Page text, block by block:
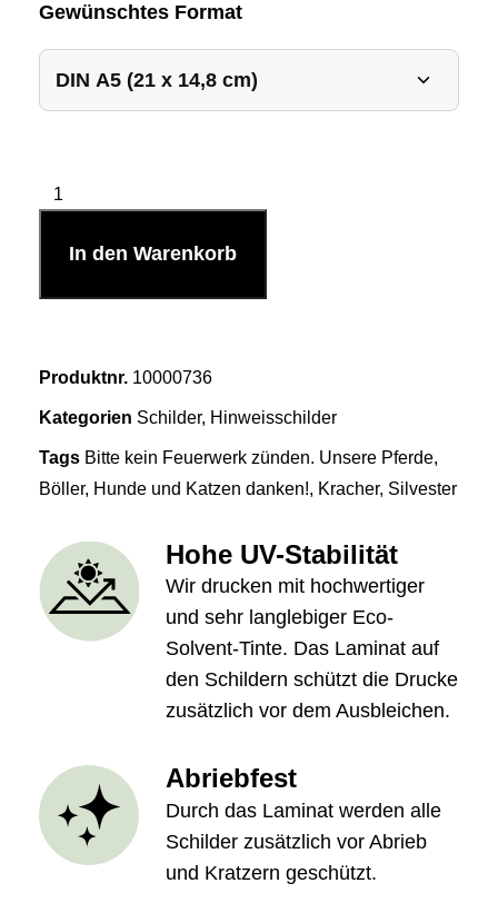
Gewünschtes Format
In den Warenkorb
Produktnr. 10000736
Kategorien Schilder, Hinweisschilder
Tags Bitte kein Feuerwerk zünden. Unsere Pferde,
Böller, Hunde und Katzen danken!, Kracher, Silvester
Hohe UV-Stabilität
Wir drucken mit hochwertiger
und sehr langlebiger Eco-
Solvent-Tinte. Das Laminat auf
den Schildern schützt die Drucke
zusätzlich vor dem Ausbleichen.
Abriebfest
Durch das Laminat werden alle
Schilder zusätzlich vor Abrieb
und Kratzern geschützt.